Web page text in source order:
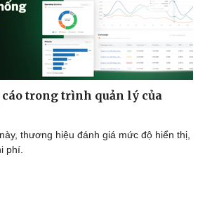
cáo trong trình quản lý của
thương hiệu đánh giá mức độ hiển thị,
phí.